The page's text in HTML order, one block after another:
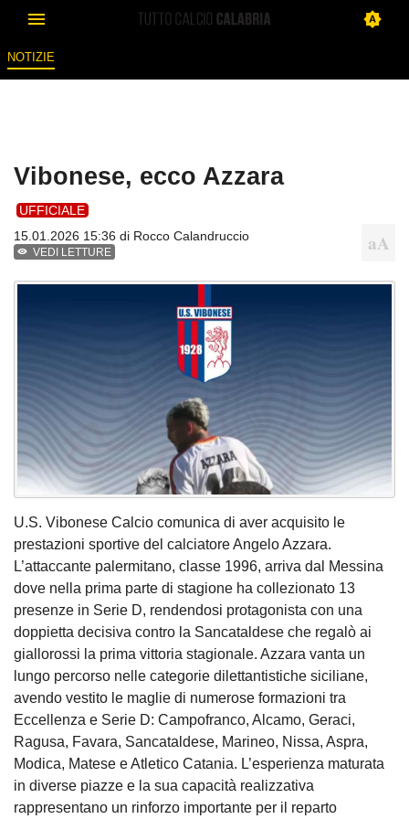
NOTIZIE
Vibonese, ecco Azzara
UFFICIALE
15.01.2026 15:36 di Rocco Calandruccio
VEDI LETTURE
U.S. Vibonese Calcio comunica di aver acquisito le
prestazioni sportive del calciatore Angelo Azzara.
L’attaccante palermitano, classe 1996, arriva dal Messina
dove nella prima parte di stagione ha collezionato 13
presenze in Serie D, rendendosi protagonista con una
doppietta decisiva contro la Sancataldese che regalò ai
giallorossi la prima vittoria stagionale. Azzara vanta un
lungo percorso nelle categorie dilettantistiche siciliane,
avendo vestito le maglie di numerose formazioni tra
Eccellenza e Serie D: Campofranco, Alcamo, Geraci,
Ragusa, Favara, Sancataldese, Marineo, Nissa, Aspra,
Modica, Matese e Atletico Catania. L’esperienza maturata
in diverse piazze e la sua capacità realizzativa
rappresentano un rinforzo importante per il reparto